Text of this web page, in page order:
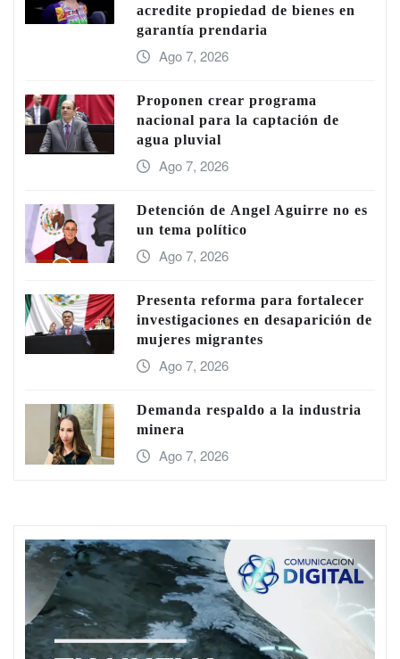
acredite propiedad de bienes en
garantía prendaria
Ago 7, 2026
Proponen crear programa
nacional para la captación de
agua pluvial
Ago 7, 2026
Detención de Ángel Aguirre no es
un tema político
Ago 7, 2026
Presenta reforma para fortalecer
investigaciones en desaparición de
mujeres migrantes
Ago 7, 2026
Demanda respaldo a la industria
minera
Ago 7, 2026